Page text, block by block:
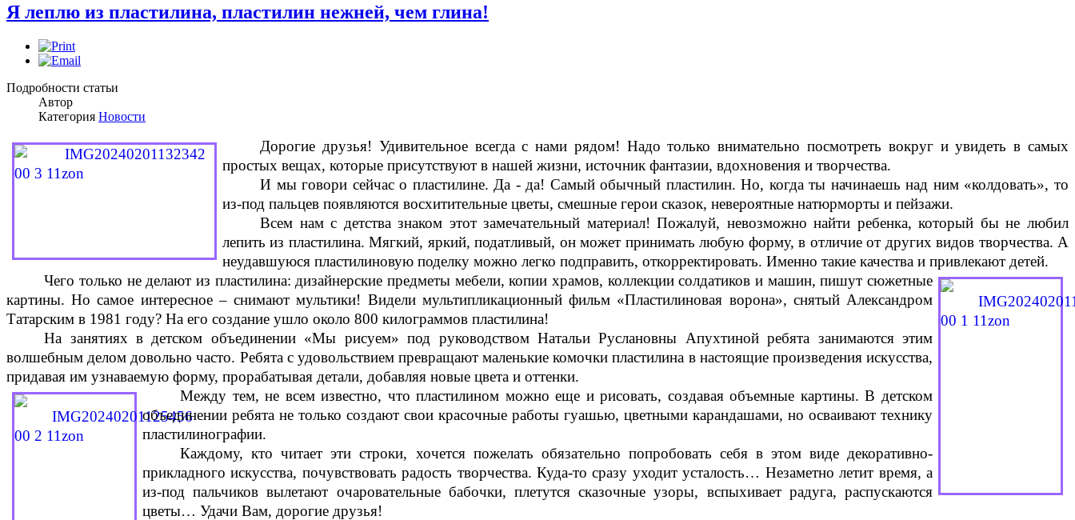
Я леплю из пластилина, пластилин нежней, чем глина!
Подробности статьи
Автор
Категория Новости
Дорогие друзья! Удивительное всегда с нами рядом! Надо только внимательно посмотреть вокруг и увидеть в самых
простых вещах, которые присутствуют в нашей жизни, источник фантазии, вдохновения и творчества.
И мы говори сейчас о пластилине. Да - да! Самый обычный пластилин. Но, когда ты начинаешь над ним «колдовать», то
из-под пальцев появляются восхитительные цветы, смешные герои сказок, невероятные натюрморты и пейзажи.
Всем нам с детства знаком этот замечательный материал! Пожалуй, невозможно найти ребенка, который бы не любил
лепить из пластилина. Мягкий, яркий, податливый, он может принимать любую форму, в отличие от других видов творчества. А
неудавшуюся пластилиновую поделку можно легко подправить, откорректировать. Именно такие качества и привлекают детей.
Чего только не делают из пластилина: дизайнерские предметы мебели, копии храмов, коллекции солдатиков и машин, пишут сюжетные
картины. Но самое интересное – снимают мультики! Видели мультипликационный фильм «Пластилиновая ворона», снятый Александром
Татарским в 1981 году? На его создание ушло около 800 килограммов пластилина!
На занятиях в детском объединении «Мы рисуем» под руководством Натальи Руслановны Апухтиной ребята занимаются этим
волшебным делом довольно часто. Ребята с удовольствием превращают маленькие комочки пластилина в настоящие произведения искусства,
придавая им узнаваемую форму, прорабатывая детали, добавляя новые цвета и оттенки.
Между тем, не всем известно, что пластилином можно еще и рисовать, создавая объемные картины. В детском
объединении ребята не только создают свои красочные работы гуашью, цветными карандашами, но осваивают технику
пластилинографии.
Каждому, кто читает эти строки, хочется пожелать обязательно попробовать себя в этом виде декоративно-
прикладного искусства, почувствовать радость творчества. Куда-то сразу уходит усталость… Незаметно летит время, а
из-под пальчиков вылетают очаровательные бабочки, плетутся сказочные узоры, вспыхивает радуга, распускаются
цветы… Удачи Вам, дорогие друзья!